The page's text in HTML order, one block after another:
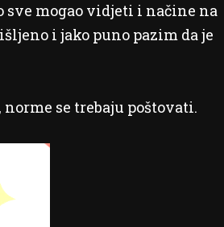
mogao vidjeti i načine na
i jako puno pazim da je
se trebaju poštovati.